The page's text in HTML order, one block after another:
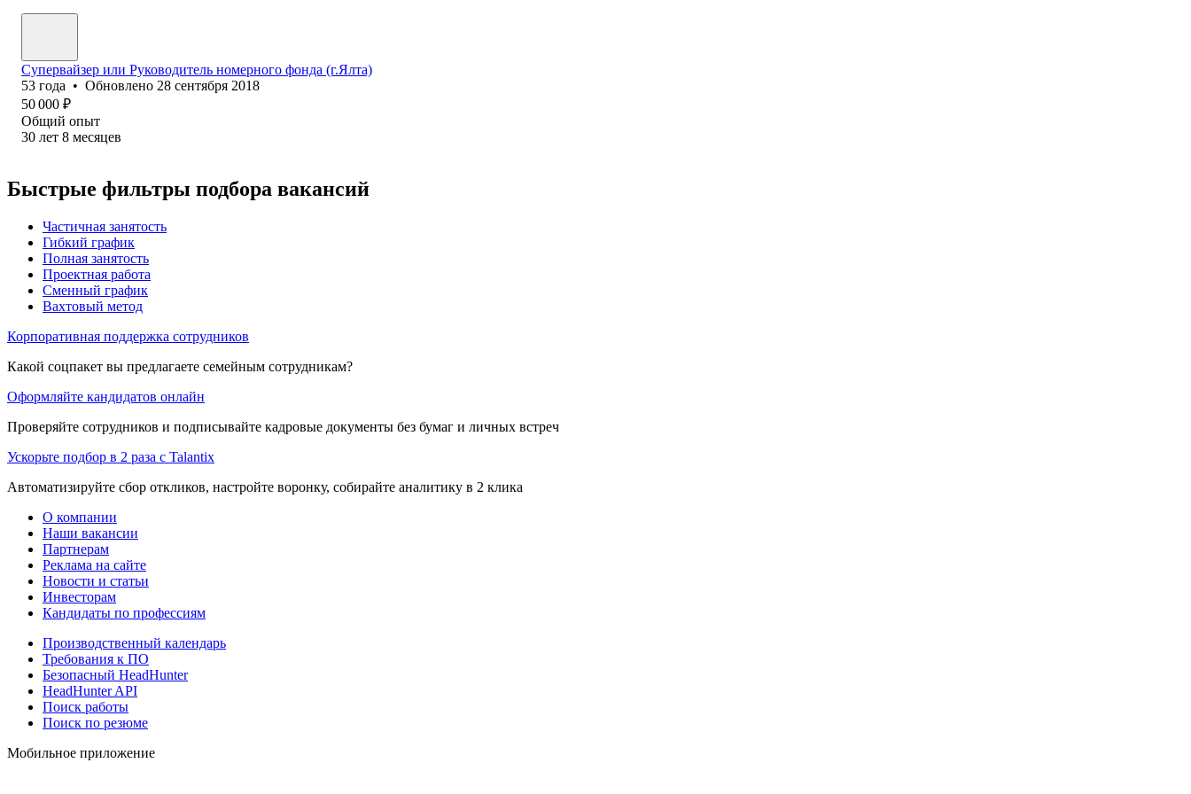
Супервайзер или Руководитель номерного фонда (г.Ялта)
53 года • Обновлено 28 сентября 2018
50 000 ₽
Общий опыт
30 лет 8 месяцев
Быстрые фильтры подбора вакансий
Частичная занятость
Гибкий график
Полная занятость
Проектная работа
Сменный график
Вахтовый метод
Корпоративная поддержка сотрудников
Какой соцпакет вы предлагаете семейным сотрудникам?
Оформляйте кандидатов онлайн
Проверяйте сотрудников и подписывайте кадровые документы без бумаг и личных встреч
Ускорьте подбор в 2 раза с Talantix
Автоматизируйте сбор откликов, настройте воронку, собирайте аналитику в 2 клика
О компании
Наши вакансии
Партнерам
Реклама на сайте
Новости и статьи
Инвесторам
Кандидаты по профессиям
Производственный календарь
Требования к ПО
Безопасный HeadHunter
HeadHunter API
Поиск работы
Поиск по резюме
Мобильное приложение